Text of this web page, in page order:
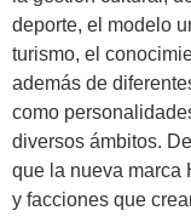
deporte, el modelo
turismo, el
además de
como
diversos ámbitos.
que la nueva marca
y facciones que